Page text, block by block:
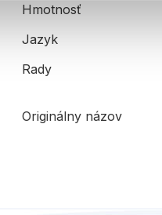
Hmotnosť
Jazyk
Rady
Originálny názov